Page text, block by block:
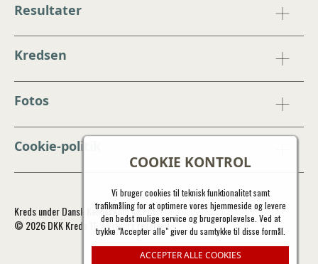
COOKIE KONTROL
Vi bruger cookies til teknisk funktionalitet samt
trafikmåling for at optimere vores hjemmeside og levere
den bedst mulige service og brugeroplevelse. Ved at
trykke "Accepter alle" giver du samtykke til disse formål.
ACCEPTER ALLE COOKIES
Resultater
Kredsen
Fotos
Cookie-politik
Kreds under Dansk Kennel Klub og FCI
© 2026 DKK Kreds 11. All rights reserved.